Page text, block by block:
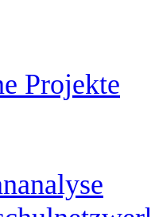
Projekte